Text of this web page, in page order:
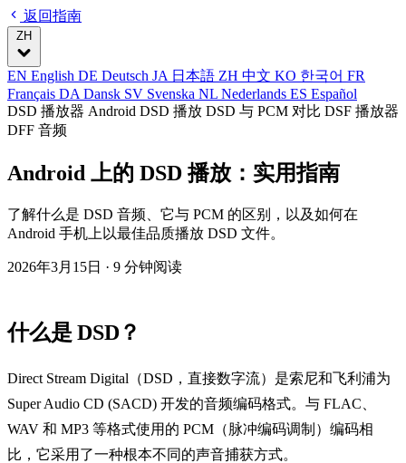
返回指南
ZH
EN English DE Deutsch JA 日本語 ZH 中文 KO 한국어 FR
Français DA Dansk SV Svenska NL Nederlands ES Español
DSD 播放器 Android DSD 播放 DSD 与 PCM 对比 DSF 播放器
DFF 音频
Android 上的 DSD 播放：实用指南
了解什么是 DSD 音频、它与 PCM 的区别，以及如何在
Android 手机上以最佳品质播放 DSD 文件。
2026年3月15日 · 9 分钟阅读
什么是 DSD？
Direct Stream Digital（DSD，直接数字流）是索尼和飞利浦为
Super Audio CD (SACD) 开发的音频编码格式。与 FLAC、
WAV 和 MP3 等格式使用的 PCM（脉冲编码调制）编码相
比，它采用了一种根本不同的声音捕获方式。